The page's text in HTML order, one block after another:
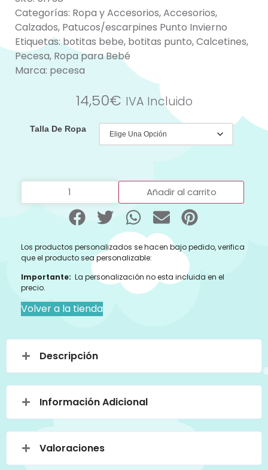
Categorías: Ropa y Accesorios,Accesorios,
Calzados, Patucos/escarpines Punto Invierno
Etiquetas:botitas bebe, botitas punto,Calcetines,
Pecesa, Ropa para Bebé
Marca: pecesa
14,50€ IVA Incluido
Talla De Ropa
Añadir al carrito
Los productos personalizados se hacen bajo pedido, verifica
que el producto sea personalizable:
Importante: La personalización no esta incluida en el
precio.
Volver a la tienda
Descripción
Información Adicional
Valoraciones